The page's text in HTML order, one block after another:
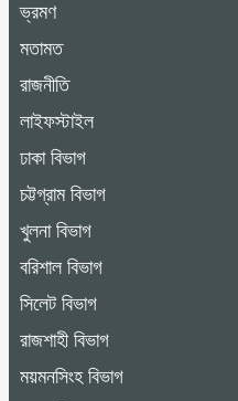
ভ্রমণ
মতামত
রাজনীতি
লাইফস্টাইল
ঢাকা বিভাগ
চট্টগ্রাম বিভাগ
খুলনা বিভাগ
বরিশাল বিভাগ
সিলেট বিভাগ
রাজশাহী বিভাগ
ময়মনসিংহ বিভাগ